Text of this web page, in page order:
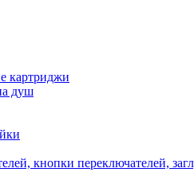
картриджи
душ
кнопки переключателей,